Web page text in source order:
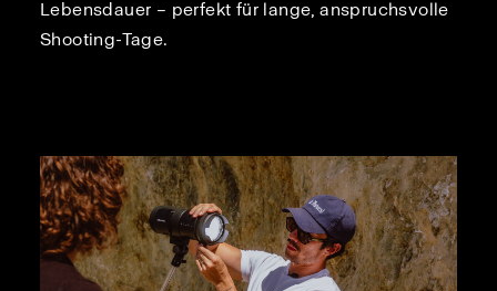
Lebensdauer – perfekt für lange, anspruchsvolle
Shooting-Tage.